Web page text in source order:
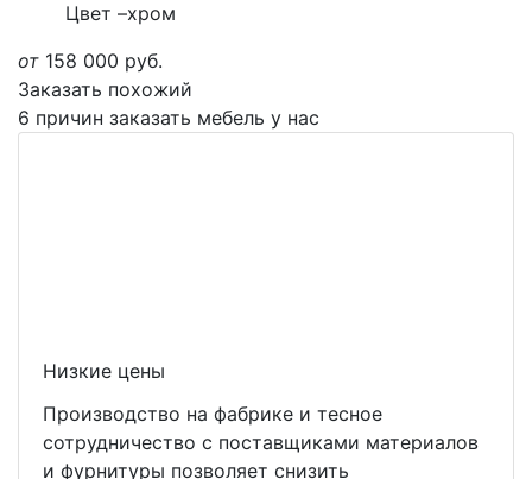
Цвет –хром
от 158 000 руб.
Заказать похожий
6 причин заказать мебель у нас
Низкие цены
Производство на фабрике и тесное
сотрудничество с поставщиками материалов
и фурнитуры позволяет снизить